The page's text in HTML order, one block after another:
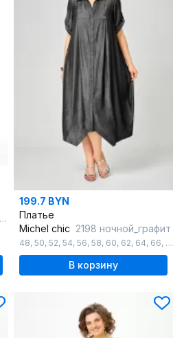
, 66
199.7 BYN
Платье
Michel chic 2198 ночной_графит
48, 50, 52, 54, 56, 58, 60, 62, 64, 66,
В корзину